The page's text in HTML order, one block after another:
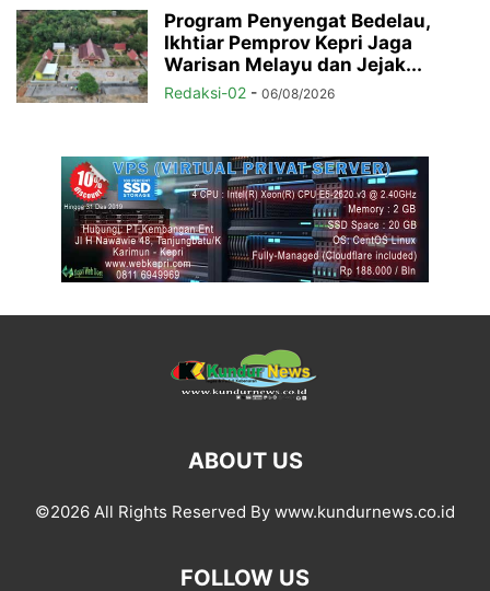
Program Penyengat Bedelau,
Ikhtiar Pemprov Kepri Jaga
Warisan Melayu dan Jejak...
Redaksi-02 - 06/08/2026
ABOUT US
©2026 All Rights Reserved By www.kundurnews.co.id
FOLLOW US